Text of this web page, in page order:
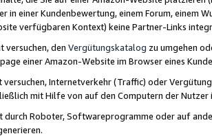
in einer Kundenbewertung, einem Forum, einem
verfügbaren Kontext) keine Partner-Links
versuchen, den Vergütungskatalog zu umgehen
einer Amazon-Website im Browser eines
versuchen, Internetverkehr (Traffic) oder
mit Hilfe von auf den Computern der
durch Roboter, Softwareprogramme oder auf